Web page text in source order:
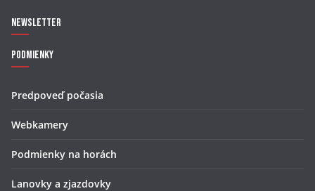
Newsletter
Podmienky
Predpoveď počasia
Webkamery
Podmienky na horách
Lanovky a zjazdovky